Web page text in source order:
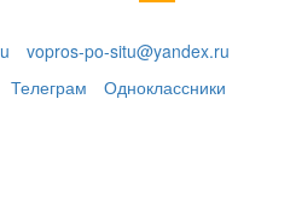
vopros-po-situ@yandex.ru
Телеграм
Одноклассники